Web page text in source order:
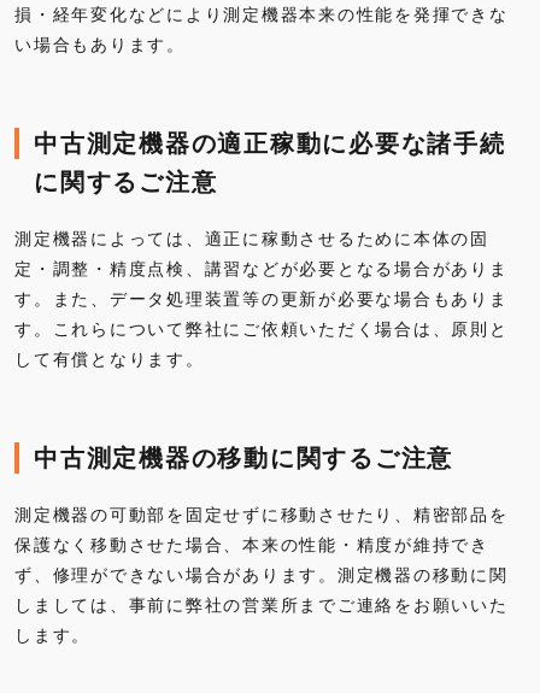
損・経年変化などにより測定機器本来の性能を発揮できな
い場合もあります。
中古測定機器の適正稼動に必要な諸手続
に関するご注意
測定機器によっては、適正に稼動させるために本体の固
定・調整・精度点検、講習などが必要となる場合がありま
す。また、データ処理装置等の更新が必要な場合もありま
す。これらについて弊社にご依頼いただく場合は、原則と
して有償となります。
中古測定機器の移動に関するご注意
測定機器の可動部を固定せずに移動させたり、精密部品を
保護なく移動させた場合、本来の性能・精度が維持でき
ず、修理ができない場合があります。測定機器の移動に関
しましては、事前に弊社の営業所までご連絡をお願いいた
します。